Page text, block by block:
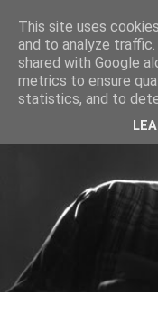
This site uses
and to analyze traffic.
shared with Google
metrics to ensure
statistics, and to